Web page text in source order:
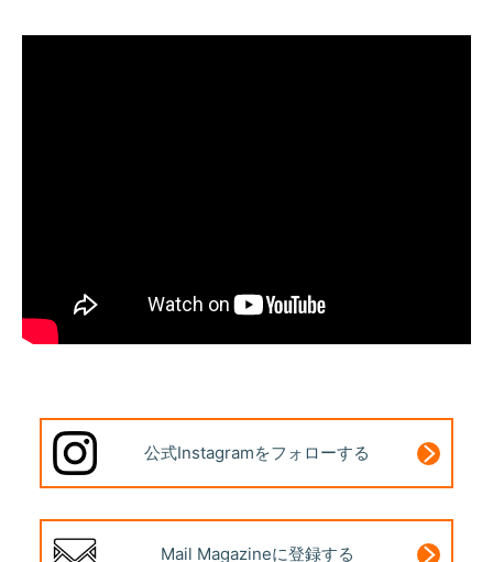
公式Instagramをフォローする
Mail Magazineに登録する